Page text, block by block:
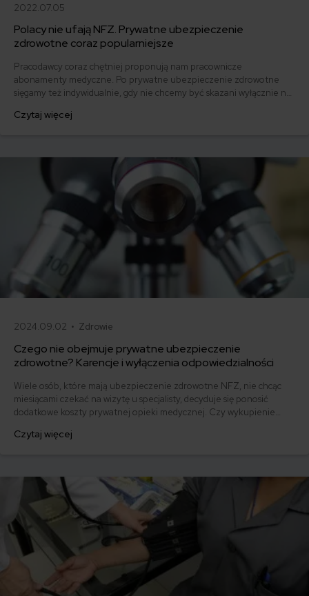
2022.07.05
Polacy nie ufają NFZ. Prywatne ubezpieczenie
zdrowotne coraz popularniejsze
Pracodawcy coraz chętniej proponują nam pracownicze
abonamenty medyczne. Po prywatne ubezpieczenie zdrowotne
sięgamy też indywidualnie, gdy nie chcemy być skazani wyłącznie na
Czytaj więcej
2024.09.02 • Zdrowie
Czego nie obejmuje prywatne ubezpieczenie
zdrowotne? Karencje i wyłączenia odpowiedzialności
Wiele osób, które mają ubezpieczenie zdrowotne NFZ, nie chcąc
miesiącami czekać na wizytę u specjalisty, decyduje się ponosić
dodatkowe koszty prywatnej opieki medycznej. Czy wykupienie
ochronę w najtrudniejszym okresie? W tym artykule dowiesz się,
Czytaj więcej